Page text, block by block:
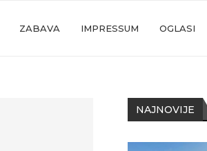
ZABAVA IMPRESSUM OGLASI
NAJNOVIJE